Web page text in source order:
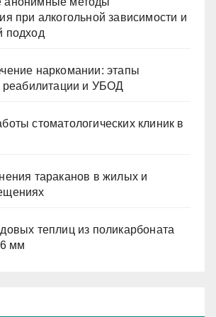
при алкогольной зависимости и
подход
наркомании: этапы
реабилитации и УБОД
стоматологических клиник в
тараканов в жилых и
теплиц из поликарбоната
мм